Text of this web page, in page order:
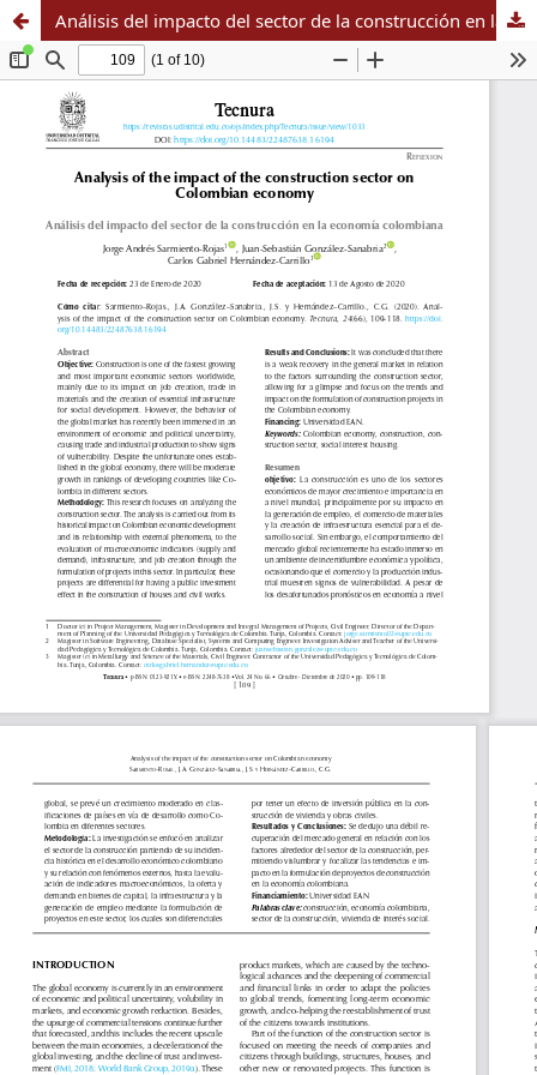
Análisis del impacto del sector de la construcción en la economía colombiana